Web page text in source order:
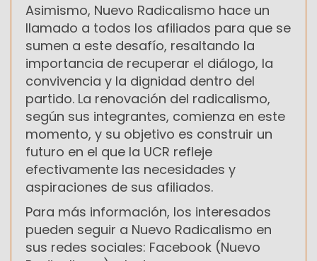
Asimismo, Nuevo Radicalismo hace un
llamado a todos los afiliados para que se
sumen a este desafío, resaltando la
importancia de recuperar el diálogo, la
convivencia y la dignidad dentro del
partido. La renovación del radicalismo,
según sus integrantes, comienza en este
momento, y su objetivo es construir un
futuro en el que la UCR refleje
efectivamente las necesidades y
aspiraciones de sus afiliados.
Para más información, los interesados
pueden seguir a Nuevo Radicalismo en
sus redes sociales: Facebook (Nuevo